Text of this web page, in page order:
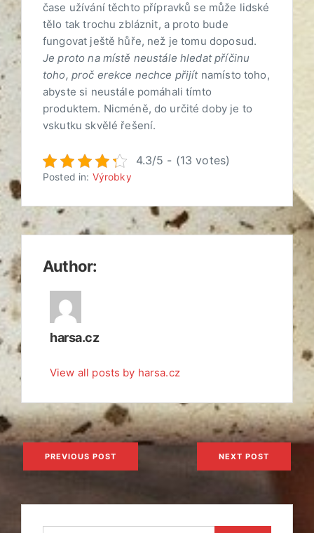
čase užívání těchto přípravků se může lidské
tělo tak trochu zbláznit, a proto bude
fungovat ještě hůře, než je tomu doposud.
Je proto na místě neustále hledat příčinu
toho, proč erekce nechce přijítnamísto toho,
abyste si neustále pomáhali tímto
produktem. Nicméně, do určité doby je to
vskutku skvělé řešení.
4.3/5 - (13 votes)
Posted in: Výrobky
Author:
harsa.cz
View all posts by harsa.cz
Navigace
pro
příspěvek
PREVIOUS POST NEXT POST